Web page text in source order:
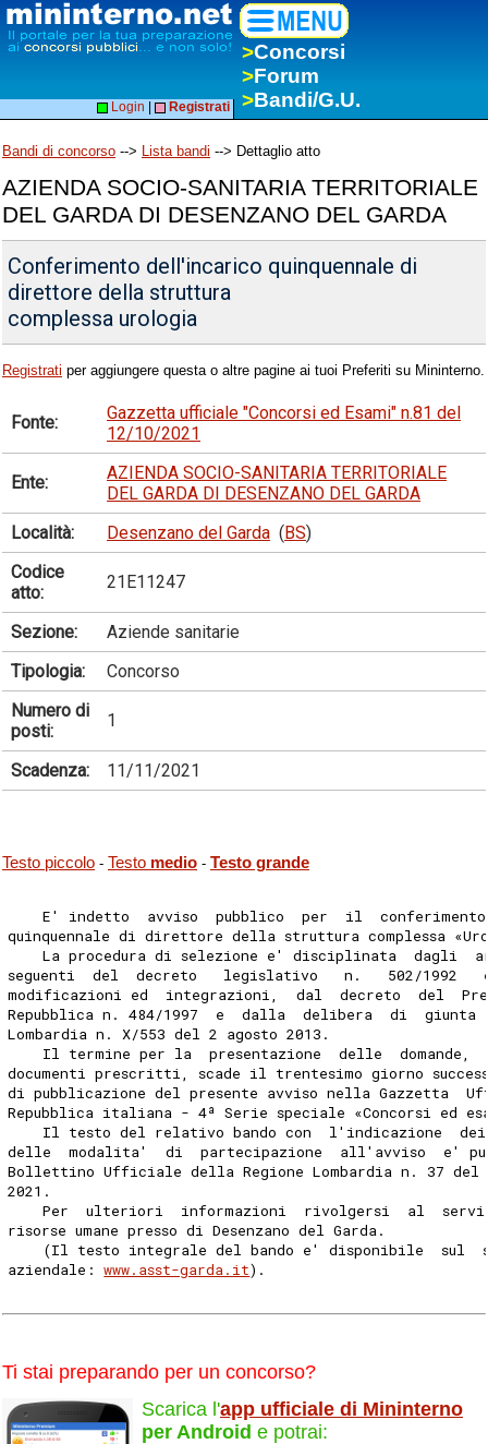
>Concorsi
>Forum
>Bandi/G.U.
Login Registrati
Bandi di concorso --> Lista bandi --> Dettaglio atto
AZIENDA SOCIO-SANITARIA TERRITORIALE
DEL GARDA DI DESENZANO DEL GARDA
Conferimento dell'incarico quinquennale di
direttore della struttura
complessa urologia
Registrati per aggiungere questa o altre pagine ai tuoi Preferiti su Mininterno.
Fonte:
Gazzetta ufficiale "Concorsi ed Esami" n.81 del
12/10/2021
Ente:
AZIENDA SOCIO-SANITARIA TERRITORIALE
DEL GARDA DI DESENZANO DEL GARDA
Località:
Desenzano del Garda (BS)
Codice
atto:
21E11247
Sezione:
Aziende sanitarie
Tipologia:
Concorso
Numero di
posti:
1
Scadenza: 11/11/2021
Testo piccolo - Testo medio - Testo grande
E' indetto  avviso  pubblico  per  il
quinquennale di direttore della struttura complessa
La procedura di selezione e' disciplinata  dagli
seguenti  del  decreto   legislativo   n.   502/1992
modificazioni ed  integrazioni,  dal  decreto  del
Repubblica n. 484/1997  e  dalla  delibera  di
Lombardia n. X/553 del 2 agosto 2013.
Il termine per la  presentazione  delle  domande,
documenti prescritti, scade il trentesimo giorno
di pubblicazione del presente avviso nella Gazzetta
Repubblica italiana - 4ª Serie speciale «Concorsi ed
Il testo del relativo bando con  l'indicazione
delle  modalita'  di  partecipazione  all'avviso  e'
Bollettino Ufficiale della Regione Lombardia n. 37 del
2021.
Per  ulteriori  informazioni  rivolgersi  al
risorse umane presso di Desenzano del Garda.
(Il testo integrale del bando e' disponibile  sul
aziendale: www.asst-garda.it).
Ti stai preparando per un concorso?
Scarica l'app ufficiale di Mininterno
per Android e potrai: